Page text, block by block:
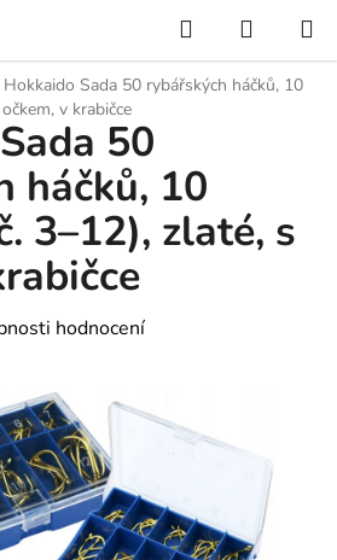
Hledat
KOŠÍK
Hokkaido Sada 50 rybářských háčků, 10
v krabičce
50
háčků, 10
3–12), zlaté, s
hodnocení